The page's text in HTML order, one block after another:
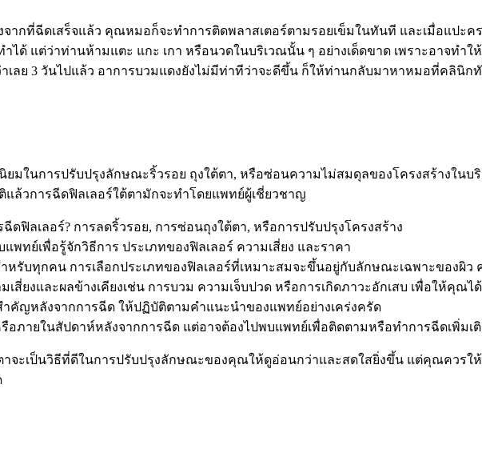
จากที่ฉีดเสร็จแล้ว คุณหมอก็จะทำการติดพลาสเตอร์ตามรอยเข็มในทันที และเมื่อแปะ
ได้ แต่ว่าท่านห้ามแตะ แกะ เกา หรือนวดในบริเวณนั้น ๆ อย่างเด็ดขาด เพราะอาจทำ
เลย 3 วันไปแล้ว อาการบวมแดงยังไม่มีท่าทีว่าจะดีขึ้น ก็ให้ท่านกลับมาหาหมอที่คลินิก
ยมในการปรับปรุงลักษณะริ้วรอย ถุงใต้ตา, หรือซ่อนความไม่สมดุลของโครงสร้างในบ
ล้วการฉีดฟิลเลอร์ใต้ตามักจะทำโดยแพทย์ผู้เชี่ยวชาญ
ดฟิลเลอร์? การลดริ้วรอย, การซ่อนถุงใต้ตา, หรือการปรับปรุงโครงสร้าง
ทย์เพื่อรู้จักวิธีการ ประเภทของฟิลเลอร์ ความเสี่ยง และราคา
หรับทุกคน การเลือกประเภทของฟิลเลอร์ที่เหมาะสมจะขึ้นอยู่กับลักษณะเฉพาะของผิ
เสี่ยงและผลข้างเคียงเช่น การบวม ความเจ็บปวด หรือการเกิดภาวะอักเสบ เพื่อให้คุณไ
คัญหลังจากการฉีด ให้ปฏิบัติตามคำแนะนำของแพทย์อย่างเคร่งครัด
อภายในสัปดาห์หลังจากการฉีด แต่อาจต้องไปพบแพทย์เพื่อติดตามหรือทำการฉีดเพิ่มเ
จะเป็นวิธีที่ดีในการปรับปรุงลักษณะของคุณให้ดูอ่อนกว่าและสดใสยิ่งขึ้น แต่คุณควรใ